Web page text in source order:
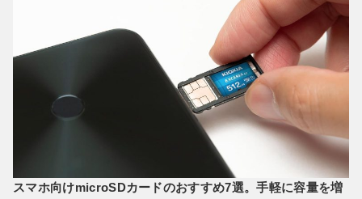
スマホ向けmicroSDカードのおすすめ7選。手軽に容量を増